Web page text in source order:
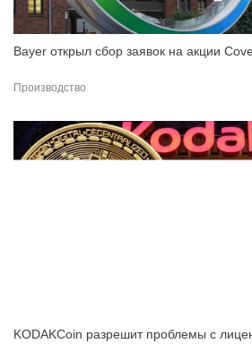
Bayer открыл сбор заявок на акции
Производство
KODAKCoin разрешит проблемы с